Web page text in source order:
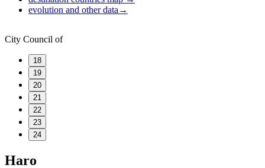
evolution and other data→
City Council of
18
19
20
21
22
23
24
Haro